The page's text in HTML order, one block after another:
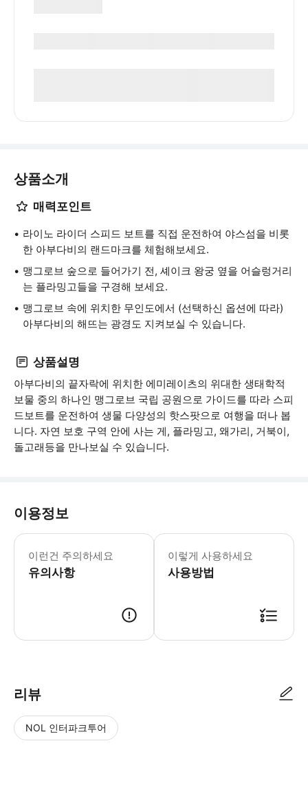
상품소개
매력포인트
라이노 라이더 스피드 보트를 직접 운전하여 야스섬을 비롯
한 아부다비의 랜드마크를 체험해보세요.
맹그로브 숲으로 들어가기 전, 셰이크 왕궁 옆을 어슬렁거리
는 플라밍고들을 구경해 보세요.
맹그로브 속에 위치한 무인도에서 (선택하신 옵션에 따라)
아부다비의 해뜨는 광경도 지켜보실 수 있습니다.
상품설명
아부다비의 끝자락에 위치한 에미레이츠의 위대한 생태학적
보물 중의 하나인 맹그로브 국립 공원으로 가이드를 따라 스피
드보트를 운전하여 생물 다양성의 핫스팟으로 여행을 떠나 봅
니다. 자연 보호 구역 안에 사는 게, 플라밍고, 왜가리, 거북이,
돌고래등을 만나보실 수 있습니다.
이용정보
이런건 주의하세요
유의사항
어린이 규정 -3세 미만 어린이는 참
이렇게 사용하세요
사용방법
리뷰
NOL 인터파크투어